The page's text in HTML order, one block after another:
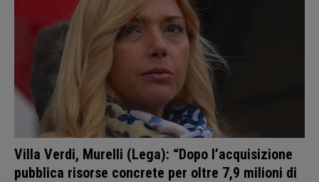
Villa Verdi, Murelli (Lega): “Dopo l’acquisizione
pubblica risorse concrete per oltre 7,9 milioni di